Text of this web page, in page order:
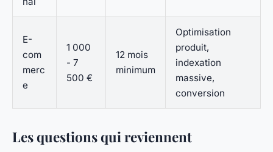
E-
com
merc
e
1 000
- 7
500 €
12 mois
minimum
Optimisation
produit,
indexation
massive,
conversion
Les questions qui reviennent